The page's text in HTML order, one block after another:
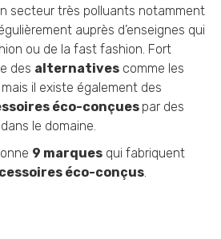
secteur très polluants notamment
auprès d’enseignes qui
ou de la fast fashion. Fort
des alternatives comme les
il existe également des
éco-conçues par des
le domaine.
9 marques qui fabriquent
éco-conçus.